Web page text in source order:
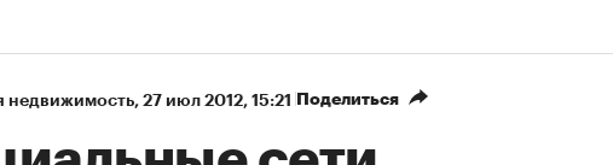
недвижимость⁠, 27 июл 2012, 15:21 Поделиться